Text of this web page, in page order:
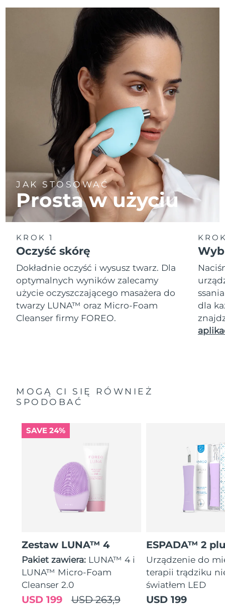
JAK STOSOWAĆ
Prosta w użyciu
KROK 1
Oczyść skórę
Dokładnie oczyść i wysusz twarz. Dla
optymalnych wyników zalecamy
użycie oczyszczającego masażera do
twarzy LUNA™ oraz Micro-Foam
Cleanser firmy FOREO.
dla
MOGĄ CI SIĘ RÓWNIEŻ
SPODOBAĆ
SAVE 24%
Zestaw LUNA™ 4
Pakiet zawiera: LUNA™ 4 i
LUNA™ Micro-Foam
Cleanser 2.0
USD 263,9
USD 199
ESPADA™ 2
Urządzenie do
terapii trądziku
światłem LED
USD 199